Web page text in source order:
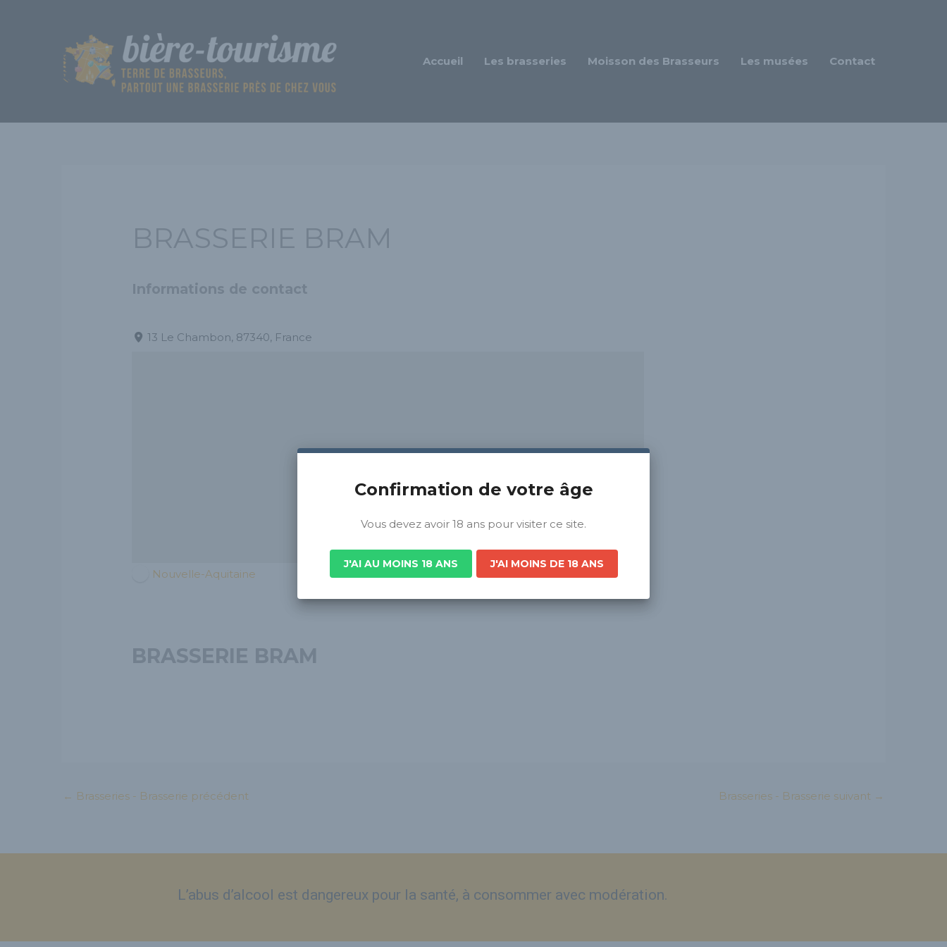
Accueil
Les brasseries Moisson des Brasseurs Les musées Contact
BRASSERIE BRAM
Informations de contact
13 Le Chambon, 87340, France
Nouvelle-Aquitaine
BRASSERIE BRAM
← Brasseries - Brasserie précédent Brasseries - Brasserie suivant →
L’abus d’alcool est dangereux pour la santé, à consommer avec modération.
Confirmation de votre âge
Vous devez avoir 18 ans pour visiter ce site.
J'AI AU MOINS 18 ANS J'AI MOINS DE 18 ANS